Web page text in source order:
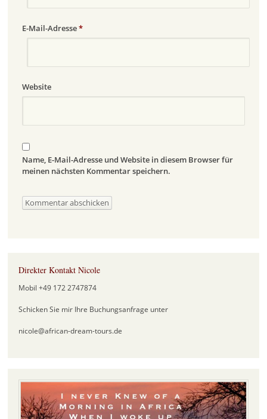
E-Mail-Adresse*
Website
Name, E-Mail-Adresse und Website in diesem Browser für
meinen nächsten Kommentar speichern.
Direkter Kontakt Nicole
Mobil +49 172 2747874
Schicken Sie mir Ihre Buchungsanfrage unter
nicole@african-dream-tours.de